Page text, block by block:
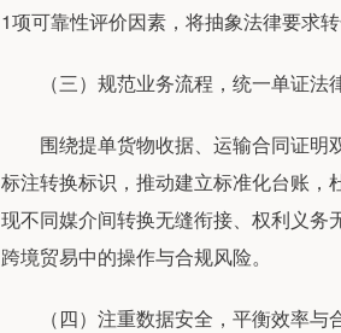
1项可靠性评价因素，将抽象法律要求
（三）规范业务流程，统一单证法
围绕提单货物收据、运输合同证明双
标注转换标识，推动建立标准化台账，
现不同媒介间转换无缝衔接、权利义务
跨境贸易中的操作与合规风险。
（四）注重数据安全，平衡效率与